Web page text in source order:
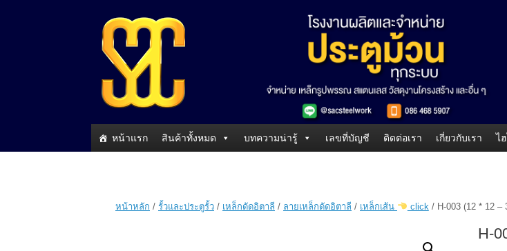
หน้าแรก สินค้าทั้งหมด บทความน่ารู้ เลขที่บัญชี ติดต่อเรา เกี่ยวกับเรา ไ
หน้าหลัก / รั้วและประตูรั้ว / เหล็กดัดอิตาลี / ลายเหล็กดัดอิตาลี / เหล็กเส้น click/ H-003 (12 * 12 –
H-